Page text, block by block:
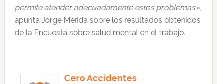
permite atender adecuadamente estos problemas»,
apunta Jorge Mérida sobre los resultados obtenidos
de la Encuesta sobre salud mental en el trabajo.
Cero Accidentes